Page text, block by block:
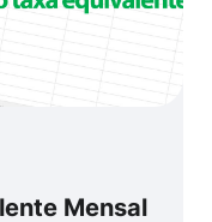
Mensal